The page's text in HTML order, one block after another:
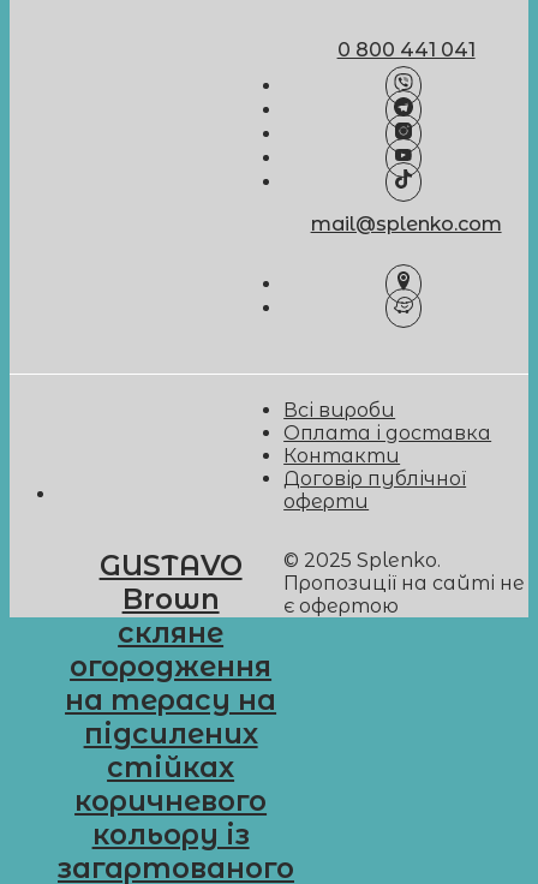
GUSTAVO
Brown
скляне
огородження
на терасу на
підсилених
стійках
коричневого
кольору із
загартованого
0 800 441 041
mail@splenko.com
Всі вироби
Оплата і доставка
Контакти
Договір публічної
оферти
© 2025 Splenko.
Пропозиції на сайті не
є офертою